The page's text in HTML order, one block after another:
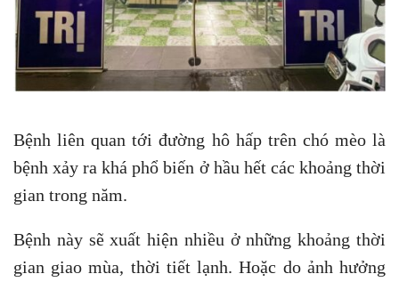
Bệnh liên quan tới đường hô hấp trên chó mèo là
bệnh xảy ra khá phổ biến ở hầu hết các khoảng thời
gian trong năm.
​​Bệnh này sẽ xuất hiện nhiều ở những khoảng thời
gian giao mùa, thời tiết lạnh. Hoặc do ảnh hưởng